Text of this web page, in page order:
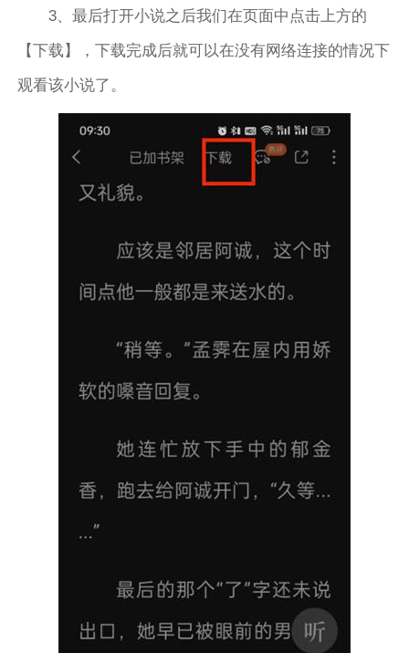
3、最后打开小说之后我们在页面中点击上方的
【下载】，下载完成后就可以在没有网络连接的情况下
观看该小说了。